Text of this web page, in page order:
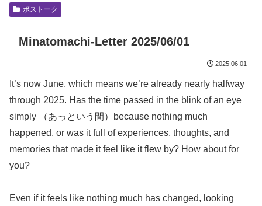
ボストーク
Minatomachi-Letter 2025/06/01
2025.06.01
It’s now June, which means we’re already nearly halfway
through 2025. Has the time passed in the blink of an eye
simply （あっという間）because nothing much
happened, or was it full of experiences, thoughts, and
memories that made it feel like it flew by? How about for
you?
Even if it feels like nothing much has changed, looking